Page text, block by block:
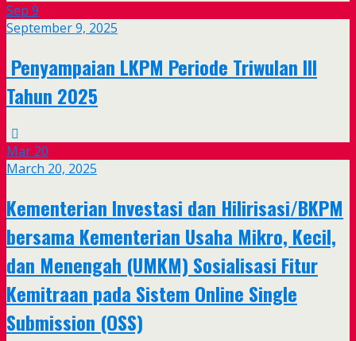
Sep 9
September 9, 2025
Penyampaian LKPM Periode Triwulan III
Tahun 2025
Mar 20
March 20, 2025
Kementerian Investasi dan Hilirisasi/BKPM
bersama Kementerian Usaha Mikro, Kecil,
dan Menengah (UMKM) Sosialisasi Fitur
Kemitraan pada Sistem Online Single
Submission (OSS)